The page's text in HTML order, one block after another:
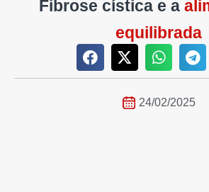
Fibrose cística e a
equilibrada
24/02/2025